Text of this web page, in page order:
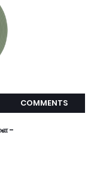
COMMENTS
-